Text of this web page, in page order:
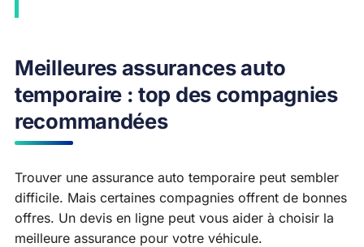
Meilleures assurances auto
temporaire : top des compagnies
recommandées
Trouver une assurance auto temporaire peut sembler
difficile. Mais certaines compagnies offrent de bonnes
offres. Un devis en ligne peut vous aider à choisir la
meilleure assurance pour votre véhicule.